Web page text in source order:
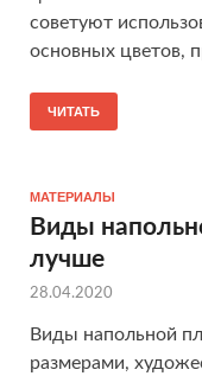
советуют
основных цветов,
ЧИТАТЬ
МАТЕРИАЛЫ
Виды
лучше
28.04.2020
Виды напольной
размерами,